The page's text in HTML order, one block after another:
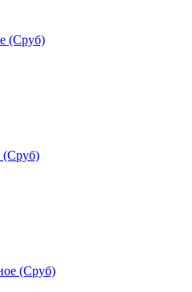
(Сруб)
(Сруб)
(Сруб)